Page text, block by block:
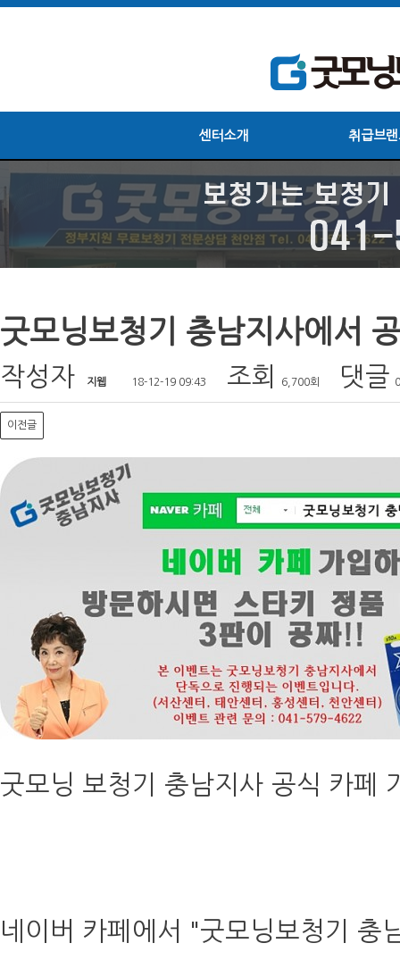
센터소개 취급브
굿모닝보청기 충남지사에서
작성자 지웹 18-12-19 09:43 조회 6,700회 댓글
이전글
굿모닝 보청기 충남지사 공식 카페
네이버 카페에서 "굿모닝보청기 충